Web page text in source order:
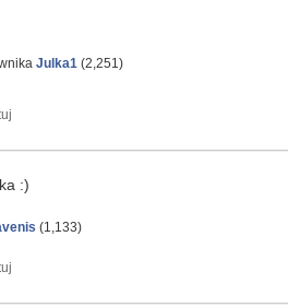
Julka1 (2,251)
:)
(1,133)